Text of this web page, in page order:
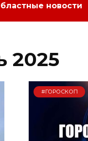
новости
2025
#ГОРОСКОП